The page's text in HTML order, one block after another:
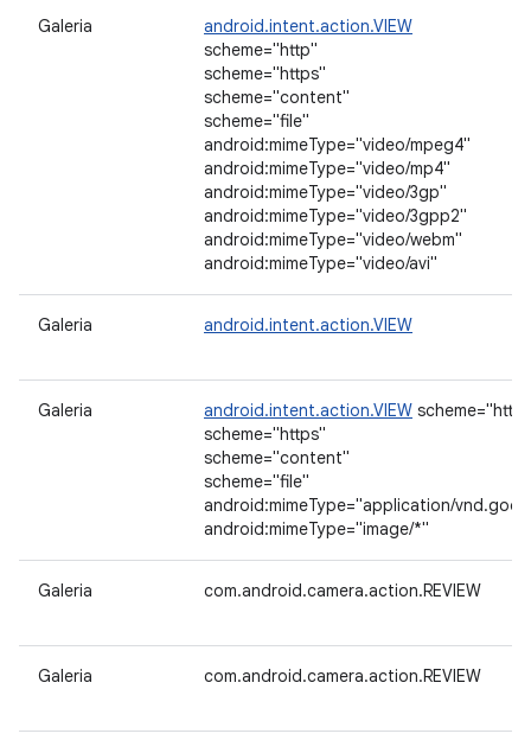
Galeria
android.intent.action.VIEW
scheme="http"
scheme="https"
scheme="content"
scheme="file"
android:mimeType="video/mpeg4"
android:mimeType="video/mp4"
android:mimeType="video/3gp"
android:mimeType="video/3gpp2"
android:mimeType="video/webm"
android:mimeType="video/avi"
Galeria android.intent.action.VIEW
Galeria android.intent.action.VIEW scheme="http"
scheme="https"
scheme="content"
scheme="file"
android:mimeType="application/
android:mimeType="image/*"
Galeria com.android.camera.action.REVIEW
Galeria com.android.camera.action.REVIEW